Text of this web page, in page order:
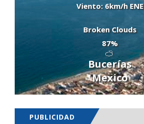
Viento: 6km/h ENE
Broken Clouds
87%
Bucerías
Mexico
PUBLICIDAD